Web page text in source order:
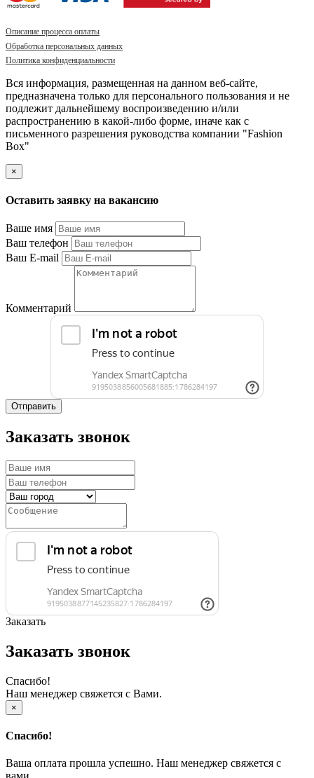
Описание процесса оплаты
Обработка персональных данных
Политика конфиденциальности
Вся информация, размещенная на данном веб-сайте,
предназначена только для персонального пользования и не
подлежит дальнейшему воспроизведению и/или
распространению в какой-либо форме, иначе как с
письменного разрешения руководства компании "Fashion
Box"
×
Оставить заявку на вакансию
Ваше имя
Ваш телефон
Ваш E-mail
Комментарий
Отправить
Заказать звонок
Заказать
Заказать звонок
Спасибо!
Наш менеджер свяжется с Вами.
×
Спасибо!
Ваша оплата прошла успешно. Наш менеджер свяжется с
вами.